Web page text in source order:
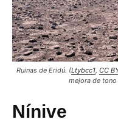
Ruinas de Eridú. (Ltybcc1, CC
mejora de
Nínive